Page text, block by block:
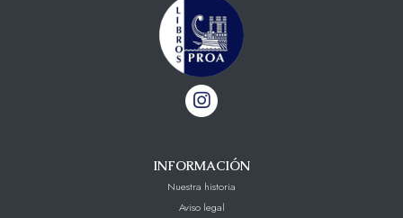
INFORMACIÓN
Nuestra historia
Aviso legal